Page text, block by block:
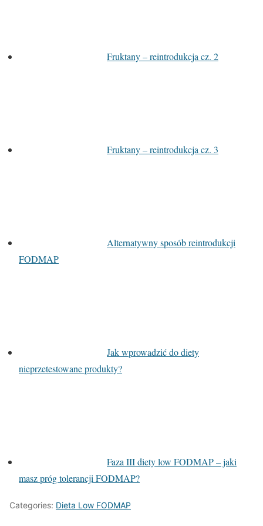
Fruktany – reintrodukcja cz. 2
Fruktany – reintrodukcja cz. 3
Alternatywny sposób reintrodukcji
FODMAP
Jak wprowadzić do diety
nieprzetestowane produkty?
Faza III diety low FODMAP – jaki
masz próg tolerancji FODMAP?
Categories: Dieta Low FODMAP